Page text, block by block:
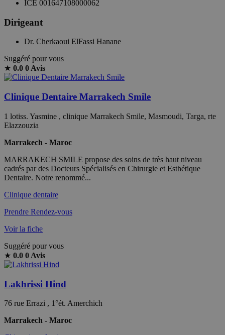
ICE 001647108000062
Dirigeant
Dr. Cherkaoui ElFassi Hanane
Suggéré pour vous
★ 0.0 0 Avis
Clinique Dentaire Marrakech Smile
1 lotiss. Yasmine , clinique Marrakech Smile, Masmoudi, Targa, rte
Elazzouzia
Marrakech - Maroc
MARRAKECH SMILE propose des soins de très haut niveau
cadrés par des Docteurs Spécialisés en Chirurgie et Esthétique
Dentaire. Notre renommé...
Clinique dentaire
Prendre Rendez-vous
Voir la fiche
Suggéré pour vous
★ 0.0 0 Avis
Lakhrissi Hind
76 rue Errazi , 1°ét. Amerchich
Marrakech - Maroc